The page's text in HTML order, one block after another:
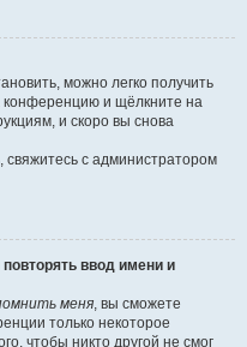
можно легко получить
конференцию и щёлкните на
и скоро вы снова
свяжитесь с администратором
ввод имени и
меня, вы сможете
только некоторое
чтобы никто другой не смог